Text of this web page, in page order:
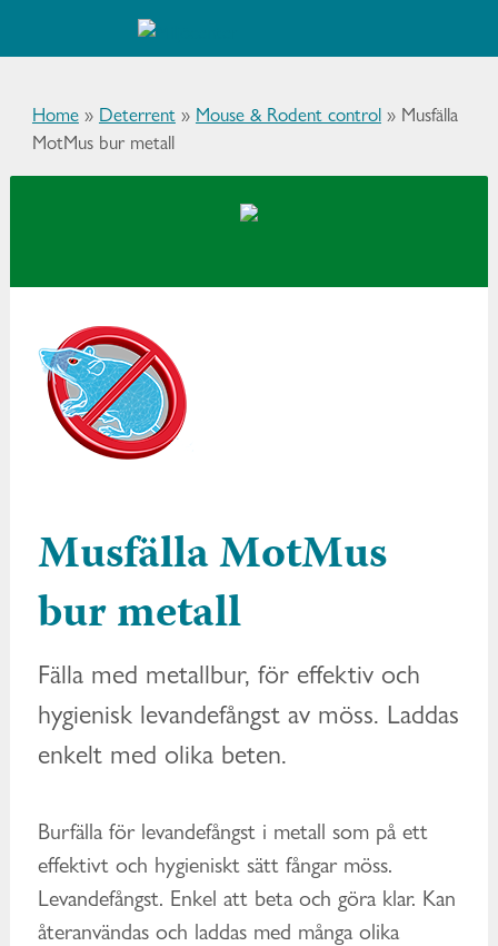
Home» Deterrent» Mouse & Rodent control» Musfälla
MotMus bur metall
Musfälla MotMus
bur metall
Fälla med metallbur, för effektiv och
hygienisk levandefångst av möss. Laddas
enkelt med olika beten.
Burfälla för levandefångst i metall som på ett
effektivt och hygieniskt sätt fångar möss.
Levandefångst. Enkel att beta och göra klar. Kan
återanvändas och laddas med många olika